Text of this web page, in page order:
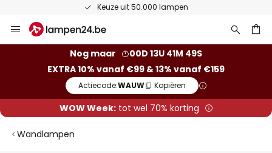
Keuze uit 50.000 lampen
naar
Nog maar
00D 13U 41M 48S
EXTRA 10% vanaf €99 & 13% vanaf €159
Actiecode:WAUW Kopiëren
WOW Week:tot wel 70% korting
Wandlampen